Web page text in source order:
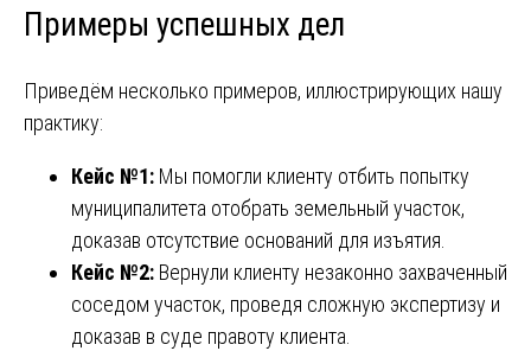
Примеры успешных дел
Приведём несколько примеров, иллюстрирующих нашу
практику:
Кейс №1: Мы помогли клиенту отбить попытку
муниципалитета отобрать земельный участок,
доказав отсутствие оснований для изъятия.
Кейс №2: Вернули клиенту незаконно захваченный
соседом участок, проведя сложную экспертизу и
доказав в суде правоту клиента.